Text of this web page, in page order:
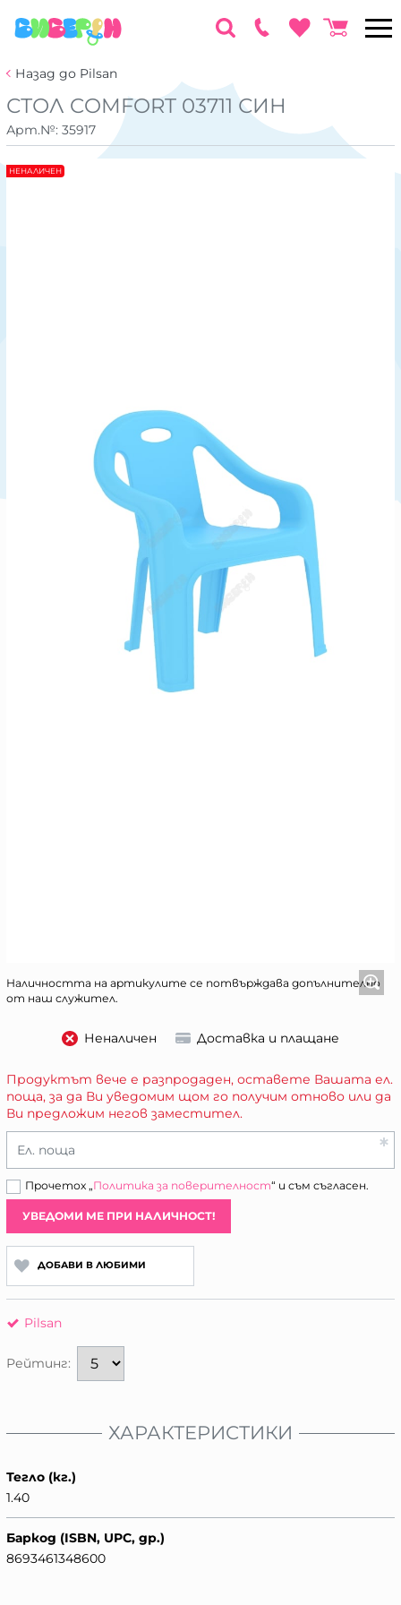
Назад до Pilsan
СТОЛ COMFORT 03711 СИН
Арт.№: 35917
Наличността на артикулите се потвърждава допълнително
от наш служител.
НЕНАЛИЧЕН
Неналичен Доставка и плащане
Продуктът вече е разпродаден, оставете Вашата ел.
поща, за да Ви уведомим щом го получим отново или да
Ви предложим негов заместител.
Ел. поща
Прочетох „Политика за поверителност“ и съм съгласен.
УВЕДОМИ МЕ ПРИ НАЛИЧНОСТ!
ДОБАВИ В ЛЮБИМИ
Pilsan
Рейтинг:
ХАРАКТЕРИСТИКИ
Тегло (кг.)
1.40
Баркод (ISBN, UPC, др.)
8693461348600